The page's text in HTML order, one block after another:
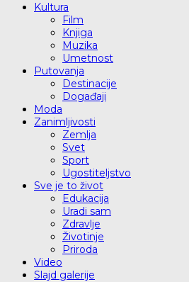
Kultura
Film
Knjiga
Muzika
Umetnost
Putovanja
Destinacije
Događaji
Moda
Zanimljivosti
Zemlja
Svet
Sport
Ugostiteljstvo
Sve je to život
Edukacija
Uradi sam
Zdravlje
Životinje
Priroda
Video
Slajd galerije